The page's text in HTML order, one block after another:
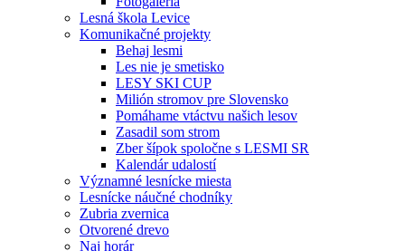
Lesná škola Levice
Komunikačné projekty
Behaj lesmi
Les nie je smetisko
LESY SKI CUP
Milión stromov pre Slovensko
Pomáhame vtáctvu našich lesov
Zasadil som strom
Zber šípok spoločne s LESMI SR
Kalendár udalostí
Významné lesnícke miesta
Lesnícke náučné chodníky
Zubria zvernica
Otvorené drevo
Naj horár